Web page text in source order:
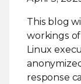
This blog
workings of
Linux
response